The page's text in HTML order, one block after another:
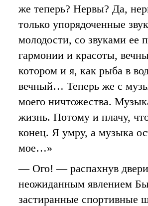
же теперь? Нервы? Да,
только упорядоченные
молодости, со звуками ее
гармонии и красоты,
котором и я, как рыба в
вечный… Теперь же с
моего ничтожества.
жизнь. Потому и плачу,
конец. Я умру, а музыка
мое…»
— Ого! — распахнув
неожиданным явлением
застиранные спортивные